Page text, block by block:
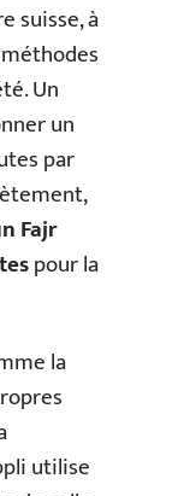
suisse, à
Un
un
par
Fajr
pour la
la
utilise